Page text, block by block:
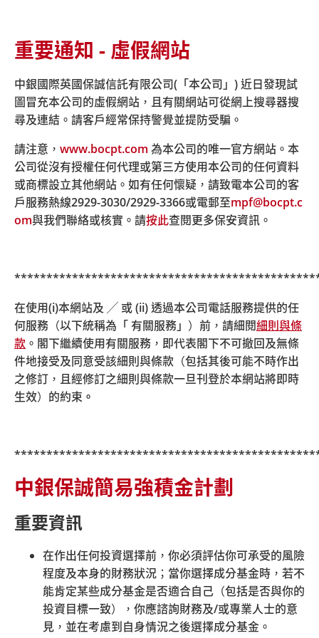
重要通知 - 虛假網站
中銀國際英國保誠信託有限公司(「本公司」) 近日發現試
圖冒充本公司的虛假網站，且有關網站可從網上搜尋器搜
尋及連結。請客戶經常保持警覺並提防受騙。
請注意， www.bocpt.com 為本公司的唯一官方網站。本
公司從沒有授權任何代理或第三方使用本公司的任何資料
或商標設立其他網站。如有任何懷疑，請致電本公司的客
戶服務熱線2929-3030/2929-3366或電郵至mpf@bocpt.c
om與我們聯絡或核實。請按此查閱更多保安資訊。
在使用(i)本網站及 ╱ 或 (ii) 透過本公司電話服務提供的任
何服務（以下統稱為「 有關服務」）前，請細閱細則與條
款 。閣下繼續使用有關服務，即代表閣下不可撤回及無條
件地接受及同意受該細則與條款（包括其後可能不時作出
之修訂，且經修訂之細則與條款一旦刊登於本網站將即時
生效）的約束 。
中銀保誠簡易強積金計劃
重要資訊
在作出任何投資選擇前，你必須評估你可承受的風險
程度及本身的財務狀況；當你選擇成分基金時，若不
能肯定某些成分基金是否適合自己（包括是否與你的
投資目標一致），你應諮詢財務及/或專業人士的意
見，並在考慮到自身情況之後選擇成分基金。
主頁 關於我們
最新消息
消息詳情 二零二零年一月二十四日(農曆年三十)的客戶服
務辦公時間特別安排
二零二零年一月二十四日(農曆年
三十)的客戶服務辦公時間特別安
排
零年一月二十四日(星期五) ，即農曆年三十，下午四時正
停止服務。
© 中銀國際英國保誠信託有限公司 2026
網站地圖 | 保安資訊 | 相關連結 | 細則與條款 |
超連結政策 | 私隱聲明